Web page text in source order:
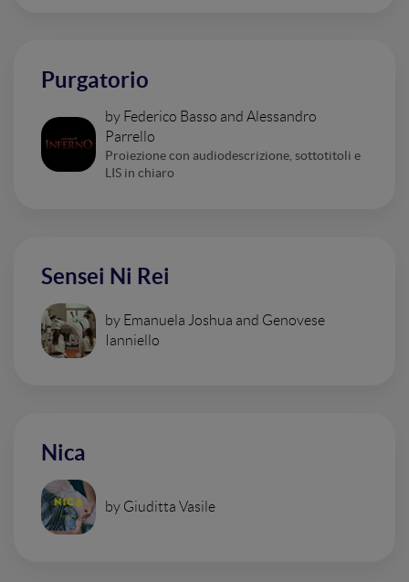
Purgatorio
by Federico Basso and Alessandro
Parrello
Proiezione con audiodescrizione, sottotitoli e
LIS in chiaro
Sensei Ni Rei
by Emanuela Joshua and Genovese
Ianniello
Nica
by Giuditta Vasile